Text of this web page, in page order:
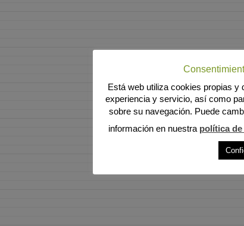
Está web utiliza cookies propias y
experiencia y servicio, así como
sobre su navegación. Puede
información en nuestra política